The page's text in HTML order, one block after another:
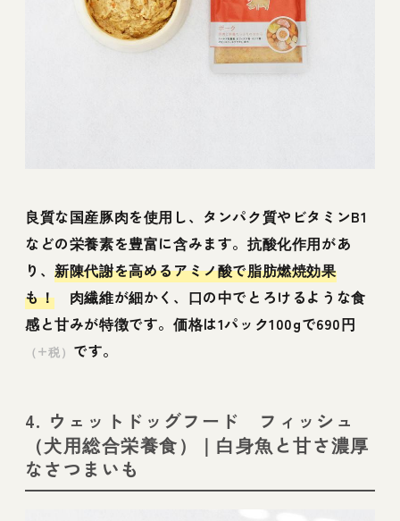
良質な国産豚肉を使用し、タンパク質やビタミンB1
などの栄養素を豊富に含みます。抗酸化作用があ
り、新陳代謝を高めるアミノ酸で脂肪燃焼効果
も！ 肉繊維が細かく、口の中でとろけるような食
感と甘みが特徴です。価格は1パック100gで690円
（+税） です。
4. ウェットドッグフード フィッシュ
（犬用総合栄養食）｜白身魚と甘さ濃厚
なさつまいも